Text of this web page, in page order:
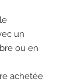
un
ou en
achetée